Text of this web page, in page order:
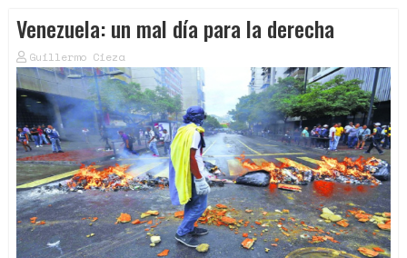
Venezuela: un mal día para la derecha
Guillermo Cieza